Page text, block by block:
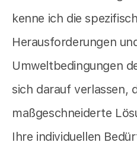
kenne ich die
Herausforderungen
Umweltbedingungen
sich darauf verlassen,
maßgeschneiderte
Ihre individuellen